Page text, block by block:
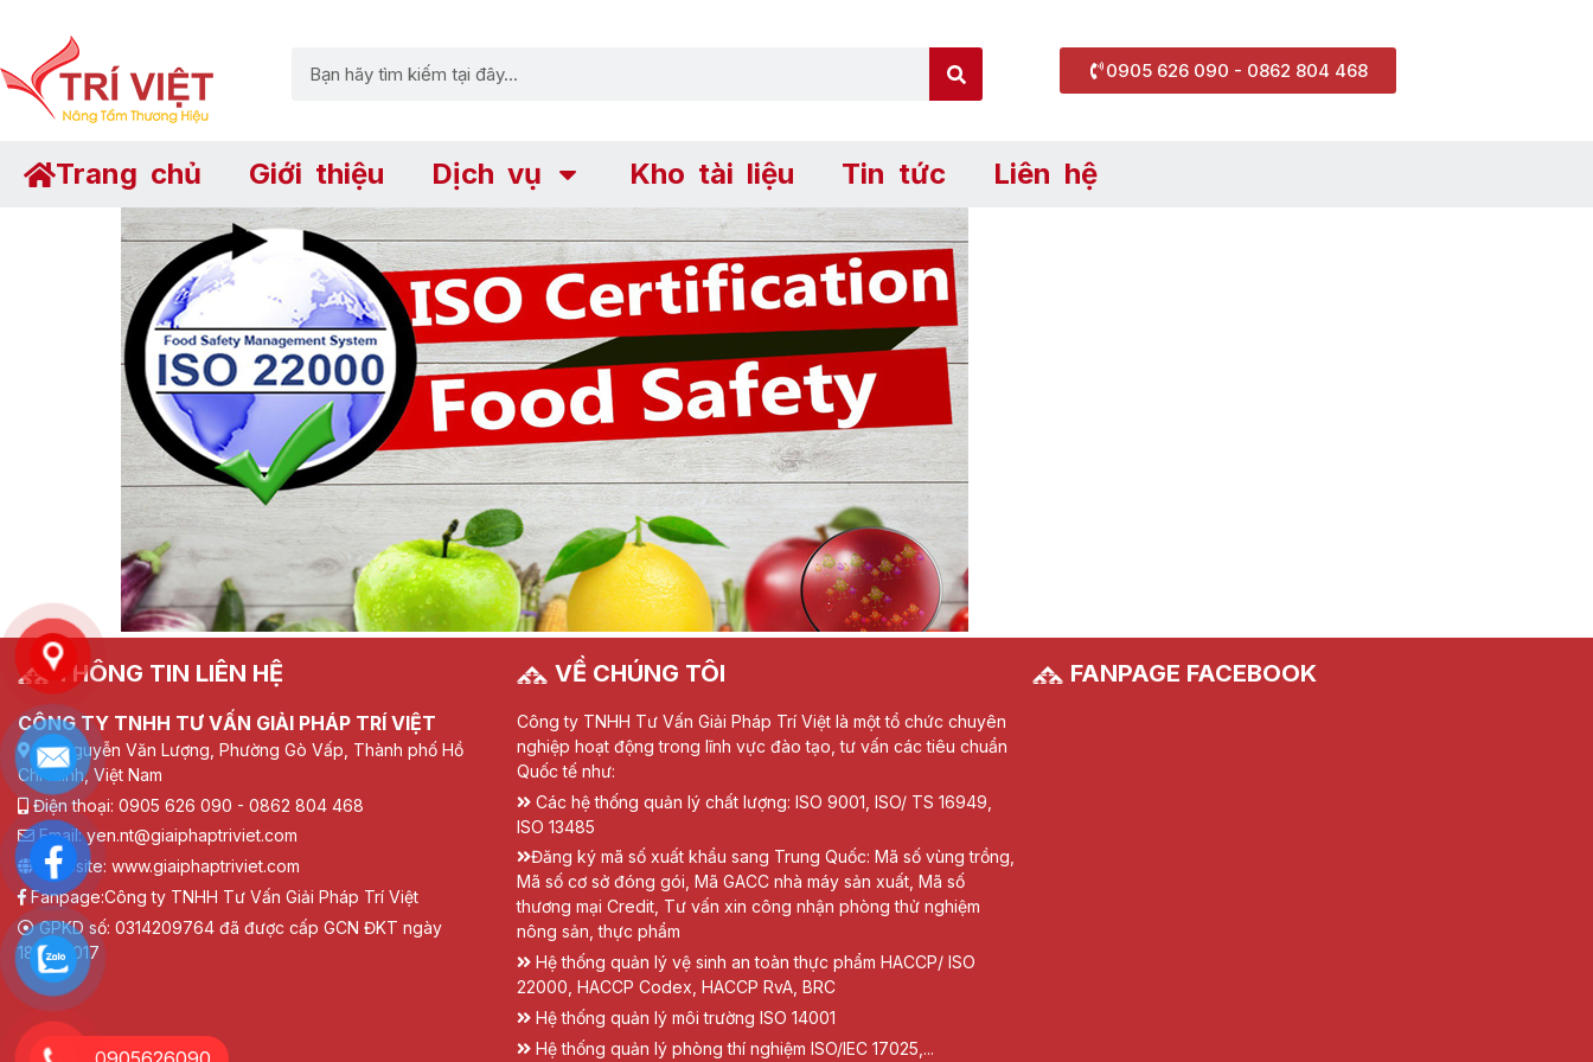
0905 626 090 - 0862 804 468
Trang chủ Giới thiệu Dịch vụ Kho tài liệu Tin tức Liên hệ
THÔNG TIN LIÊN HỆ
CÔNG TY TNHH TƯ VẤN GIẢI PHÁP TRÍ VIỆT
72 Nguyễn Văn Lượng, Phường Gò Vấp, Thành phố Hồ
Chí Minh, Việt Nam
Điện thoại: 0905 626 090 - 0862 804 468
Email: yen.nt@giaiphaptriviet.com
Website: www.giaiphaptriviet.com
Fanpage:Công ty TNHH Tư Vấn Giải Pháp Trí Việt
GPKD số: 0314209764 đã được cấp GCN ĐKT ngày
18/01/2017
VỀ CHÚNG TÔI
Công ty TNHH Tư Vấn Giải Pháp Trí Việt là một tổ chức chuyên
nghiệp hoạt động trong lĩnh vực đào tạo, tư vấn các tiêu chuẩn
Quốc tế như:
Các hệ thống quản lý chất lượng: ISO 9001, ISO/ TS 16949,
ISO 13485
Đăng ký mã số xuất khẩu sang Trung Quốc: Mã số vùng trồng,
Mã số cơ sở đóng gói, Mã GACC nhà máy sản xuất, Mã số
thương mại Credit, Tư vấn xin công nhận phòng thử nghiệm
nông sản, thực phẩm
Hệ thống quản lý vệ sinh an toàn thực phẩm HACCP/ ISO
22000, HACCP Codex, HACCP RvA, BRC
Hệ thống quản lý môi trường ISO 14001
Hệ thống quản lý phòng thí nghiệm ISO/IEC 17025,...
FANPAGE FACEBOOK